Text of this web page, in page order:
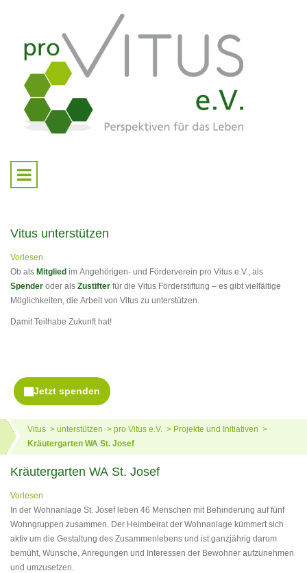
Vitus unterstützen
Vorlesen
Ob als Mitglied im Angehörigen- und Förderverein pro Vitus e.V., als
Spender oder als Zustifter für die Vitus Förderstiftung – es gibt vielfältige
Möglichkeiten, die Arbeit von Vitus zu unterstützen.
Damit Teilhabe Zukunft hat!
Vitus unterstützen pro Vitus e.V.
Projekte und Initiativen
Kräutergarten WA St. Josef
Kräutergarten WA St. Josef
Vorlesen
In der Wohnanlage St. Josef leben 46 Menschen mit Behinderung auf fünf
Wohngruppen zusammen. Der Heimbeirat der Wohnanlage kümmert sich
aktiv um die Gestaltung des Zusammenlebens und ist ganzjährig darum
bemüht, Wünsche, Anregungen und Interessen der Bewohner aufzunehmen
und umzusetzen.